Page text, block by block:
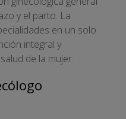
y el parto. La
en un solo
integral y
de la mujer.